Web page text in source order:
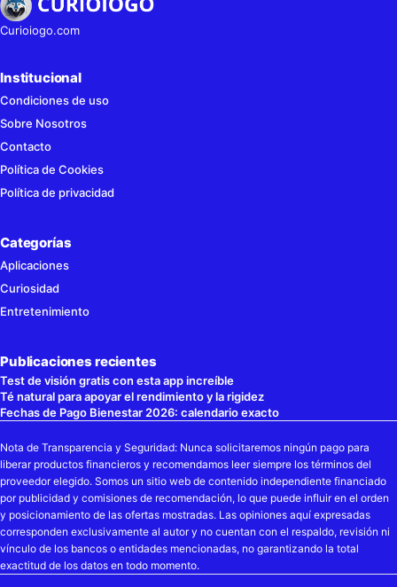
Curioiogo.com
Institucional
Condiciones de uso
Sobre Nosotros
Contacto
Política de Cookies
Política de privacidad
Categorías
Aplicaciones
Curiosidad
Entretenimiento
Publicaciones recientes
Test de visión gratis con esta app increíble
Té natural para apoyar el rendimiento y la rigidez
Fechas de Pago Bienestar 2026: calendario exacto
Nota de Transparencia y Seguridad: Nunca solicitaremos ningún pago para
liberar productos financieros y recomendamos leer siempre los términos del
proveedor elegido. Somos un sitio web de contenido independiente financiado
por publicidad y comisiones de recomendación, lo que puede influir en el orden
y posicionamiento de las ofertas mostradas. Las opiniones aquí expresadas
corresponden exclusivamente al autor y no cuentan con el respaldo, revisión ni
vínculo de los bancos o entidades mencionadas, no garantizando la total
exactitud de los datos en todo momento.